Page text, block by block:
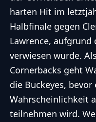
harten Hit im
Halbfinale gegen
Lawrence, aufgrund
verwiesen wurde.
Cornerbacks geht
die Buckeyes,
Wahrscheinlichkeit
teilnehmen wird.